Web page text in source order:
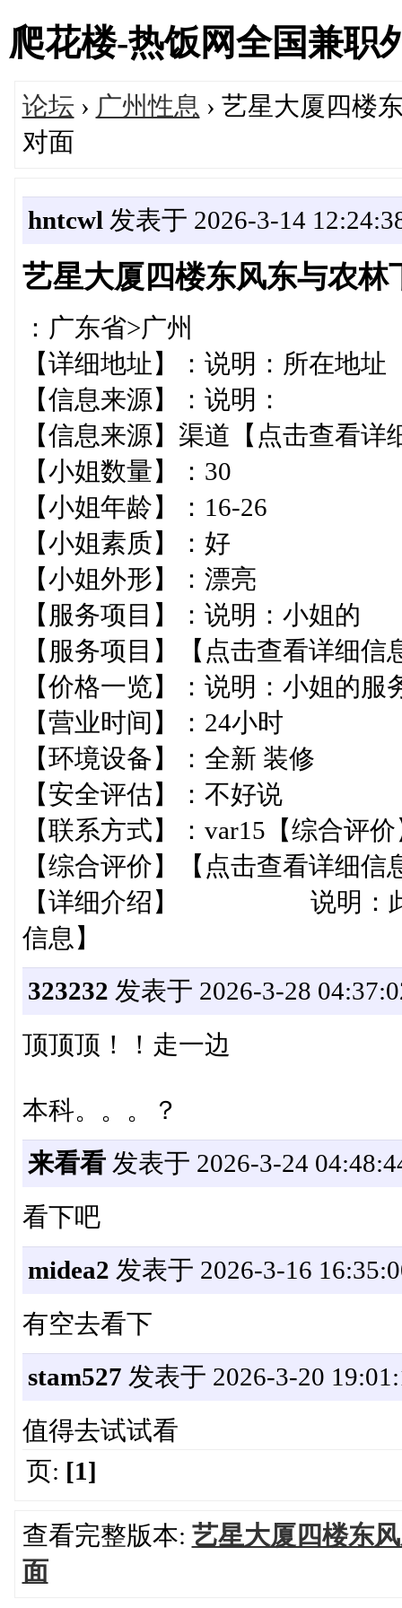
爬花楼-热饭网全国兼职
论坛 › 广州性息 › 艺星大厦四楼
对面
hntcwl 发表于 2026-3-14
艺星大厦四楼东风东与农
：广东省>广州
【详细地址】：说明：所在
【信息来源】：说明：
【信息来源】渠道【点击查
【小姐数量】：30
【小姐年龄】：16-26
【小姐素质】：好
【小姐外形】：漂亮
【服务项目】：说明：小姐的
【服务项目】【点击查看
【价格一览】：说明：小姐
【营业时间】：24小时
【环境设备】：全新 装修
【安全评估】：不好说
【联系方式】：var15【综合评
【综合评价】【点击
【详细介绍】 说明：此次
信息】
323232 发表于 2026-3-28
顶顶顶！！走一边
本科。。。？
来看看发表于 2026-3-24
看下吧
midea2 发表于 2026-3-16
有空去看下
stam527 发表于 2026-3-20
值得去试试看
页: [1]
查看完整版本: 艺星大厦四楼东
面